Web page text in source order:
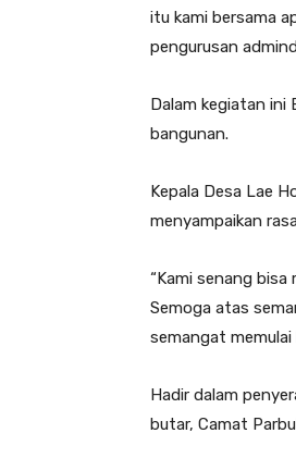
itu kami bersama
pengurusan
Dalam kegiatan ini
bangunan.
Kepala Desa Lae
menyampaikan
“Kami senang
Semoga atas
semangat memulai
Hadir dalam
butar, Camat